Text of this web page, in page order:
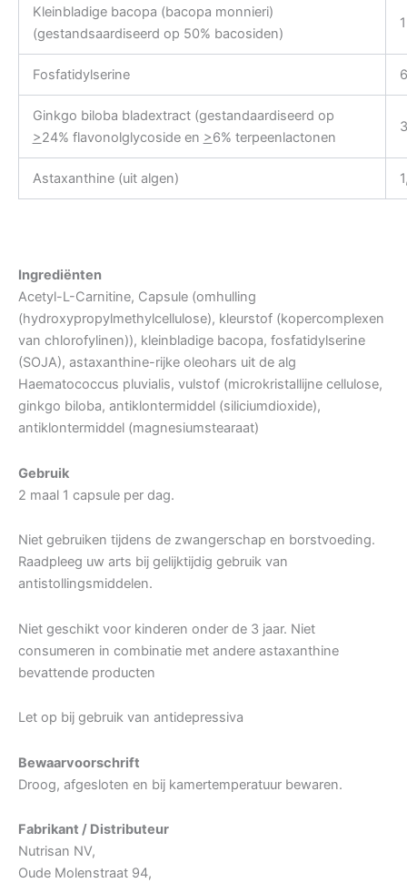
Kleinbladige bacopa (bacopa monnieri)
(gestandsaardiseerd op 50% bacosiden)
Fosfatidylserine
Ginkgo biloba bladextract (gestandaardiseerd op
>24% flavonolglycoside en >6% terpeenlactonen
Astaxanthine (uit algen)
Ingrediënten
Acetyl-L-Carnitine, Capsule (omhulling
(hydroxypropylmethylcellulose), kleurstof (kopercomplexen
van chlorofylinen)), kleinbladige bacopa, fosfatidylserine
(SOJA), astaxanthine-rijke oleohars uit de alg
Haematococcus pluvialis, vulstof (microkristallijne cellulose,
ginkgo biloba, antiklontermiddel (siliciumdioxide),
antiklontermiddel (magnesiumstearaat)
Gebruik
2 maal 1 capsule per dag.
Niet gebruiken tijdens de zwangerschap en borstvoeding.
Raadpleeg uw arts bij gelijktijdig gebruik van
antistollingsmiddelen.
Niet geschikt voor kinderen onder de 3 jaar. Niet
consumeren in combinatie met andere astaxanthine
bevattende producten
Let op bij gebruik van antidepressiva
Bewaarvoorschrift
Droog, afgesloten en bij kamertemperatuur bewaren.
Fabrikant / Distributeur
Nutrisan NV,
Oude Molenstraat 94,